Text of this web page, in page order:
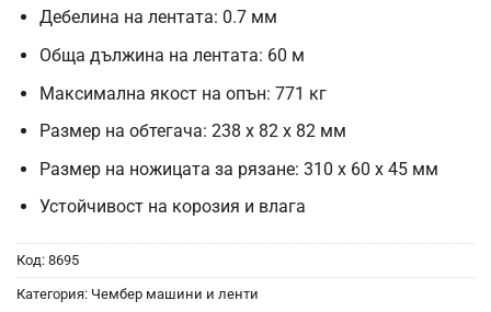
Дебелина на лентата: 0.7 мм
Обща дължина на лентата: 60 м
Максимална якост на опън: 771 кг
Размер на обтегача: 238 x 82 x 82 мм
Размер на ножицата за рязане: 310 x 60 x 45 мм
Устойчивост на корозия и влага
Код: 8695
Категория: Чембер машини и ленти